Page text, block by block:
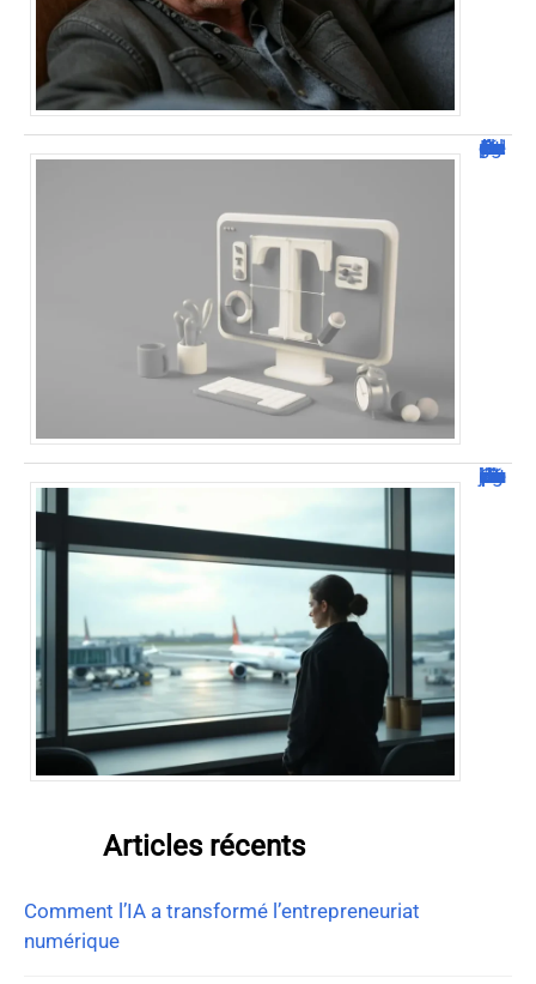
Dafont Police : guide complet pour télécharger !
Combien de jour pour un décès d’un parent à l’étranger ?
Articles récents
Comment l’IA a transformé l’entrepreneuriat
numérique